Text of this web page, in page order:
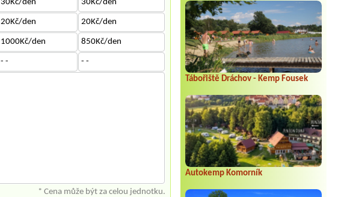
Tábořiště Dráchov - Kemp Fousek
Autokemp Komorník
30Kč/den 30Kč/den
20Kč/den 20Kč/den
1000Kč/den 850Kč/den
- - - -
* Cena může být za celou jednotku.